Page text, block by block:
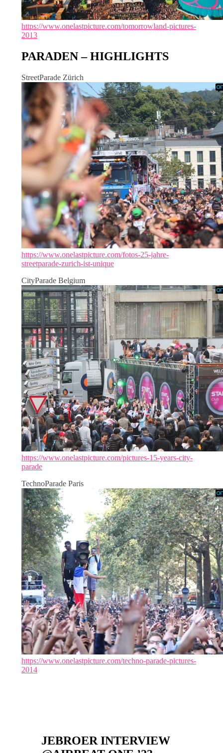
https://www.onelastpicture.com/tomorrowland-pictures-
2013
PARADEN – HIGHLIGHTS
StreetParade Zürich
https://www.onelastpicture.com/fotos-25-jahre-
streetparade-zurich-ist-unique
CityParade Belgium
https://www.onelastpicture.com/pictures-15-years-city-
parade
TechnoParade Paris
https://www.onelastpicture.com/techno-parade-pictures-
2014
JEBROER INTERVIEW